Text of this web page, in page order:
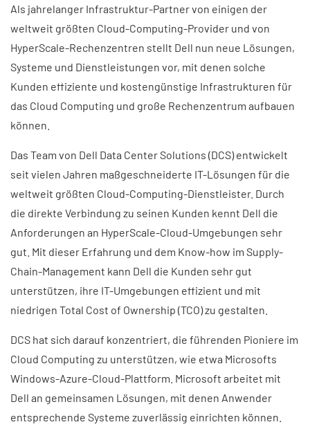
Als jahrelanger Infrastruktur-Partner von einigen der
weltweit größten Cloud-Computing-Provider und von
HyperScale-Rechenzentren stellt Dell nun neue Lösungen,
Systeme und Dienstleistungen vor, mit denen solche
Kunden effiziente und kostengünstige Infrastrukturen für
das Cloud Computing und große Rechenzentrum aufbauen
können.
Das Team von Dell Data Center Solutions (DCS) entwickelt
seit vielen Jahren maßgeschneiderte IT-Lösungen für die
weltweit größten Cloud-Computing-Dienstleister. Durch
die direkte Verbindung zu seinen Kunden kennt Dell die
Anforderungen an HyperScale-Cloud-Umgebungen sehr
gut. Mit dieser Erfahrung und dem Know-how im Supply-
Chain-Management kann Dell die Kunden sehr gut
unterstützen, ihre IT-Umgebungen effizient und mit
niedrigen Total Cost of Ownership (TCO) zu gestalten.
DCS hat sich darauf konzentriert, die führenden Pioniere im
Cloud Computing zu unterstützen, wie etwa Microsofts
Windows-Azure-Cloud-Plattform. Microsoft arbeitet mit
Dell an gemeinsamen Lösungen, mit denen Anwender
entsprechende Systeme zuverlässig einrichten können.